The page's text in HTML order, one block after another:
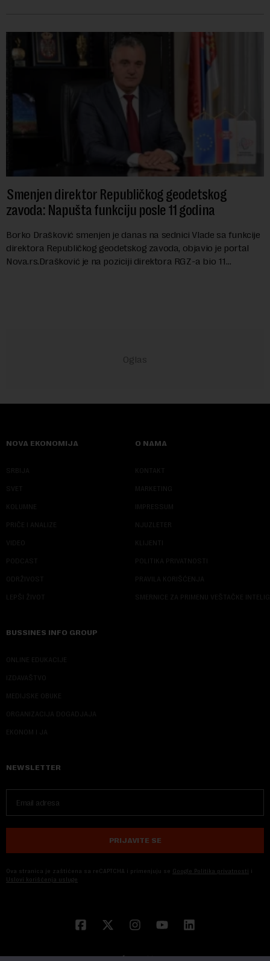
Smenjen direktor Republičkog geodetskog
zavoda: Napušta funkciju posle 11 godina
Borko Drašković smenjen je danas na sednici Vlade sa funkcije
direktora Republičkog geodetskog zavoda, objavio je portal
Nova.rs.Drašković je na poziciji direktora RGZ-a bio 11
NOVA EKONOMIJA
SRBIJA
SVET
KOLUMNE
PRIČE I ANALIZE
VIDEO
PODCAST
ODRŽIVOST
LEPŠI ŽIVOT
O NAMA
KONTAKT
MARKETING
IMPRESSUM
NJUZLETER
KLIJENTI
POLITIKA PRIVATNOSTI
PRAVILA KORIŠĆENJA
SMERNICE ZA PRIMENU VEŠTAČKE
BUSSINES INFO GROUP
ONLINE EDUKACIJE
IZDAVAŠTVO
MEDIJSKE OBUKE
ORGANIZACIJA DOGADJAJA
EKONOM I JA
NEWSLETTER
PRIJAVITE SE
Ova stranica je zaštićena sa reCAPTCHA i primenjuju se Google Politika privatnosti i
Uslovi korišćenja usluge